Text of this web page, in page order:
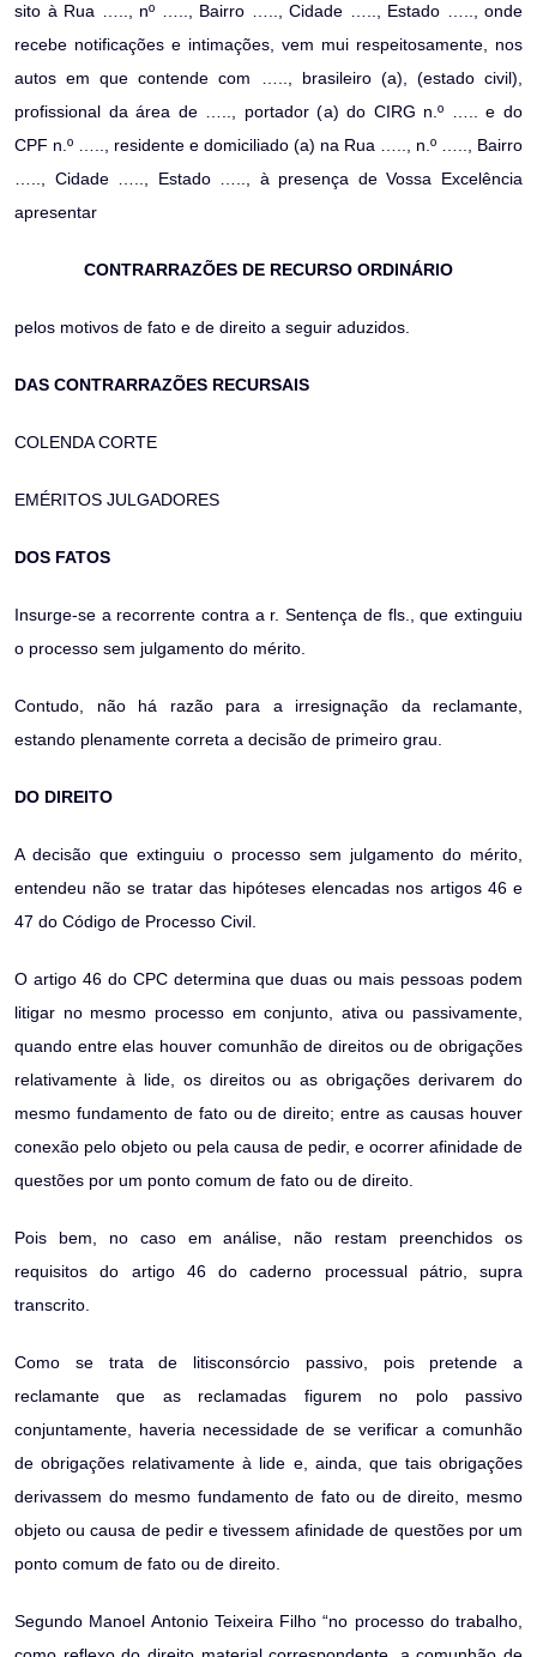
sito à Rua ….., nº ….., Bairro ….., Cidade ….., Estado ….., onde
recebe notificações e intimações, vem mui respeitosamente, nos
autos em que contende com ….., brasileiro (a), (estado civil),
profissional da área de ….., portador (a) do CIRG n.º ….. e do
CPF n.º ….., residente e domiciliado (a) na Rua ….., n.º ….., Bairro
….., Cidade ….., Estado ….., à presença de Vossa Excelência
apresentar
CONTRARRAZÕES DE RECURSO ORDINÁRIO
pelos motivos de fato e de direito a seguir aduzidos.
DAS CONTRARRAZÕES RECURSAIS
COLENDA CORTE
EMÉRITOS JULGADORES
DOS FATOS
Insurge-se a recorrente contra a r. Sentença de fls., que extinguiu
o processo sem julgamento do mérito.
Contudo, não há razão para a irresignação da reclamante,
estando plenamente correta a decisão de primeiro grau.
DO DIREITO
A decisão que extinguiu o processo sem julgamento do mérito,
entendeu não se tratar das hipóteses elencadas nos artigos 46 e
47 do Código de Processo Civil.
O artigo 46 do CPC determina que duas ou mais pessoas podem
litigar no mesmo processo em conjunto, ativa ou passivamente,
quando entre elas houver comunhão de direitos ou de obrigações
relativamente à lide, os direitos ou as obrigações derivarem do
mesmo fundamento de fato ou de direito; entre as causas houver
conexão pelo objeto ou pela causa de pedir, e ocorrer afinidade de
questões por um ponto comum de fato ou de direito.
Pois bem, no caso em análise, não restam preenchidos os
requisitos do artigo 46 do caderno processual pátrio, supra
transcrito.
Como se trata de litisconsórcio passivo, pois pretende a
reclamante que as reclamadas figurem no polo passivo
conjuntamente, haveria necessidade de se verificar a comunhão
de obrigações relativamente à lide e, ainda, que tais obrigações
derivassem do mesmo fundamento de fato ou de direito, mesmo
objeto ou causa de pedir e tivessem afinidade de questões por um
ponto comum de fato ou de direito.
Segundo Manoel Antonio Teixeira Filho “no processo do trabalho,